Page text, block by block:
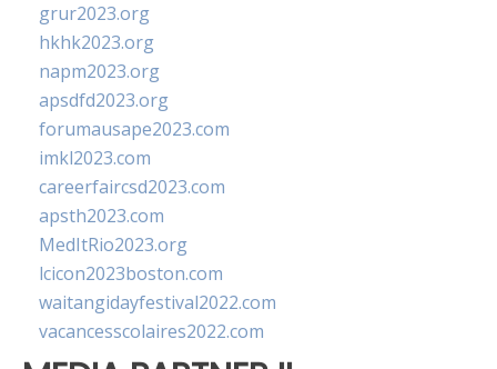
grur2023.org
hkhk2023.org
napm2023.org
apsdfd2023.org
forumausape2023.com
imkl2023.com
careerfaircsd2023.com
apsth2023.com
MedItRio2023.org
lcicon2023boston.com
waitangidayfestival2022.com
vacancesscolaires2022.com